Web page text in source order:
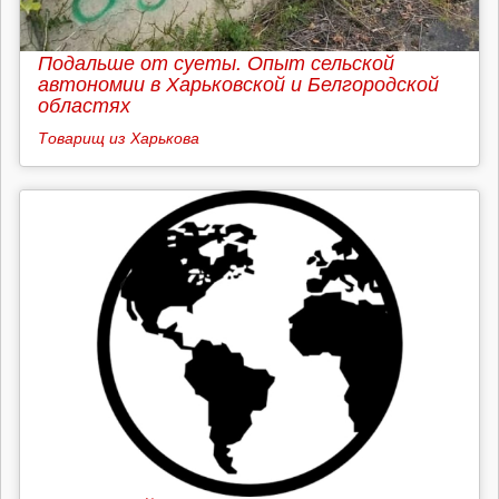
Подальше от суеты. Опыт сельской
автономии в Харьковской и Белгородской
областях
Товарищ из Харькова